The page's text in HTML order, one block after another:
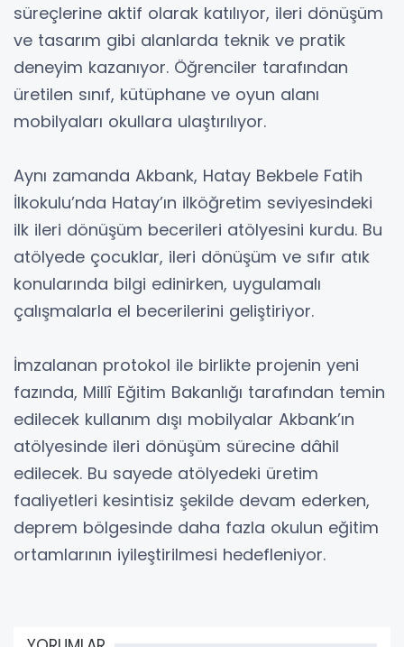
süreçlerine aktif olarak katılıyor, ileri dönüşüm
ve tasarım gibi alanlarda teknik ve pratik
deneyim kazanıyor. Öğrenciler tarafından
üretilen sınıf, kütüphane ve oyun alanı
mobilyaları okullara ulaştırılıyor.
Aynı zamanda Akbank, Hatay Bekbele Fatih
İlkokulu’nda Hatay’ın ilköğretim seviyesindeki
ilk ileri dönüşüm becerileri atölyesini kurdu. Bu
atölyede çocuklar, ileri dönüşüm ve sıfır atık
konularında bilgi edinirken, uygulamalı
çalışmalarla el becerilerini geliştiriyor.
İmzalanan protokol ile birlikte projenin yeni
fazında, Millî Eğitim Bakanlığı tarafından temin
edilecek kullanım dışı mobilyalar Akbank’ın
atölyesinde ileri dönüşüm sürecine dâhil
edilecek. Bu sayede atölyedeki üretim
faaliyetleri kesintisiz şekilde devam ederken,
deprem bölgesinde daha fazla okulun eğitim
ortamlarının iyileştirilmesi hedefleniyor.